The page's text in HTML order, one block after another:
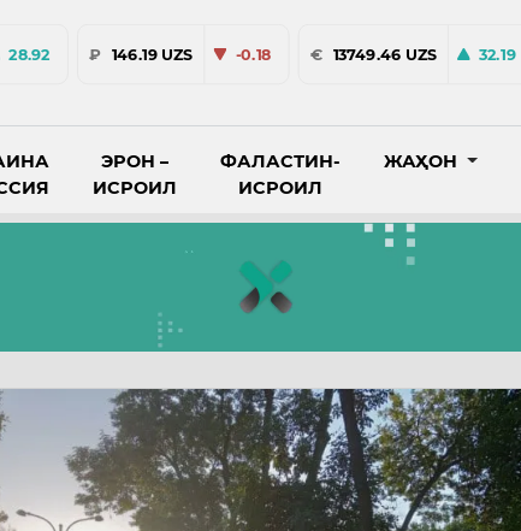
28.92 ₽ 146.19 UZS -0.18 € 13749.46 UZS 32.19
ЭРОН –
ИСРОИЛ
ФАЛАСТИН-
ИСРОИЛ
ЖАҲОН